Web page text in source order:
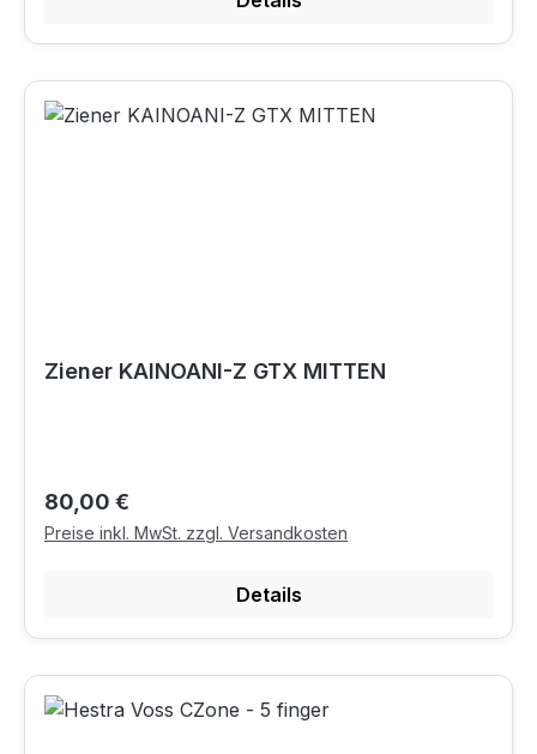
Ziener KAINOANI-Z GTX MITTEN
Regulärer Preis:
80,00 €
Preise inkl. MwSt. zzgl. Versandkosten
Details